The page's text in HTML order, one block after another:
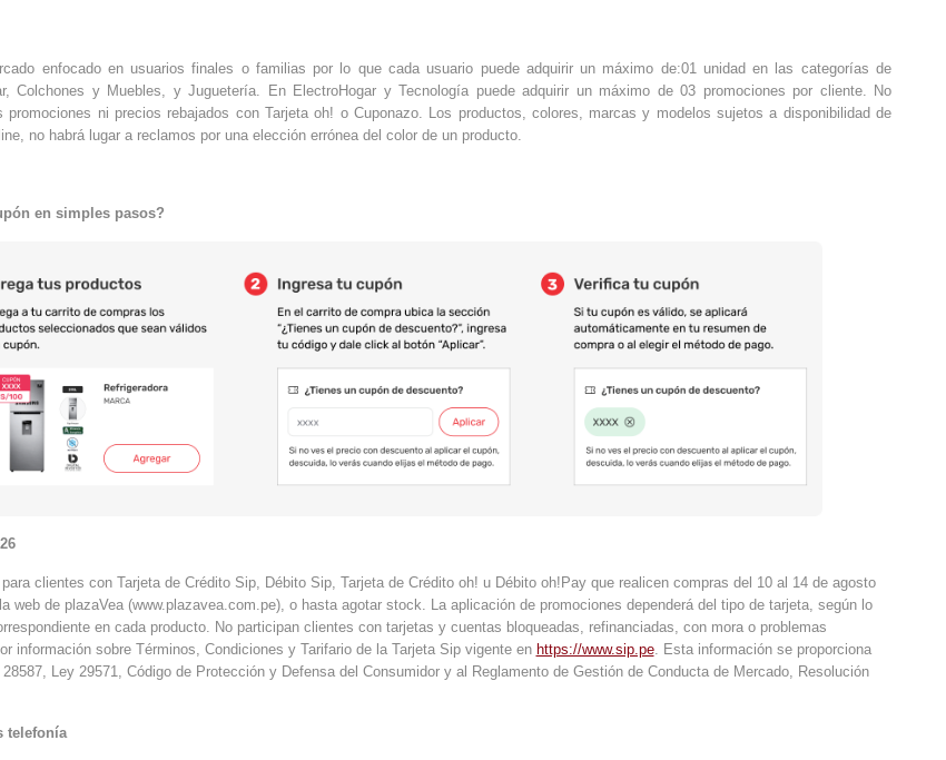
enfocado en usuarios finales o familias por lo que cada usuario puede adquirir un máximo de:01 unidad en las categorías de
Colchones y Muebles, y Juguetería. En ElectroHogar y Tecnología puede adquirir un máximo de 03 promociones por cliente. No
promociones ni precios rebajados con Tarjeta oh! o Cuponazo. Los productos, colores, marcas y modelos sujetos a disponibilidad de
no habrá lugar a reclamos por una elección errónea del color de un producto.
en simples pasos?
clientes con Tarjeta de Crédito Sip, Débito Sip, Tarjeta de Crédito oh! u Débito oh!Pay que realicen compras del 10 al 14 de agosto
web de plazaVea (www.plazavea.com.pe), o hasta agotar stock. La aplicación de promociones dependerá del tipo de tarjeta, según lo
en cada producto. No participan clientes con tarjetas y cuentas bloqueadas, refinanciadas, con mora o problemas
información sobre Términos, Condiciones y Tarifario de la Tarjeta Sip vigente en https://www.sip.pe. Esta información se proporciona
Ley 29571, Código de Protección y Defensa del Consumidor y al Reglamento de Gestión de Conducta de Mercado, Resolución
telefonía